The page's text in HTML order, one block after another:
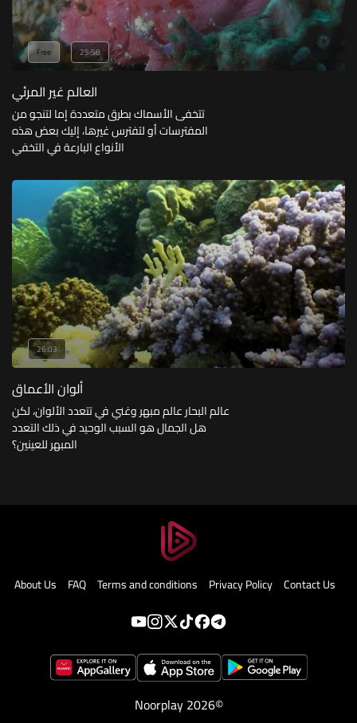
Free 25:58
العالم غير المرئي
تتخفى الأسماك بطرق متعددة إما لتنجو من
المفترسات أو لتفترس غيرها، إليك بعض هذه
الأنواع البارعة في التخفي
26:03
ألوان الأعماق
عالم البحار عالم مبهر وغني في تتعدد الألوان، لكن
هل الجمال هو السبب الوحيد في ذلك التعدد
المبهر للعينين؟
About Us FAQ Terms and conditions Privacy Policy Contact Us
Noorplay 2026©